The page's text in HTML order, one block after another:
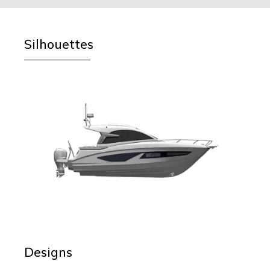
Silhouettes
Designs